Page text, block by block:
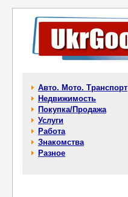
Авто. Мото. Транспорт
Недвижимость
Покупка/Продажа
Услуги
Работа
Знакомства
Разное